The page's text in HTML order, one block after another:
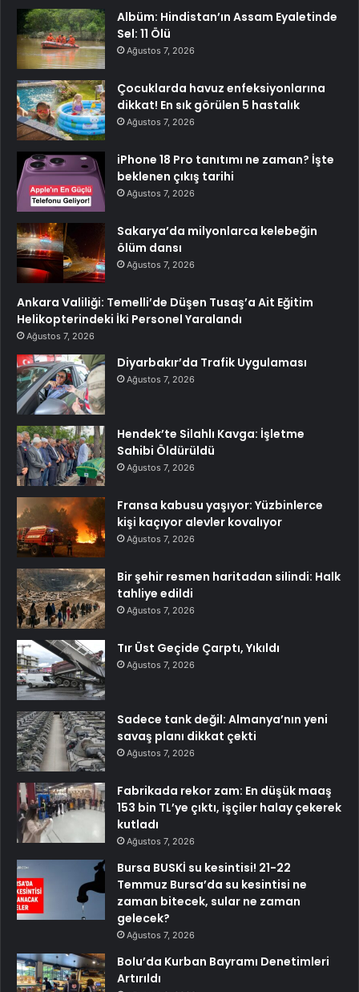
Albüm: Hindistan’ın Assam Eyaletinde
Sel: 11 Ölü
Ağustos 7, 2026
Çocuklarda havuz enfeksiyonlarına
dikkat! En sık görülen 5 hastalık
Ağustos 7, 2026
iPhone 18 Pro tanıtımı ne zaman? İşte
beklenen çıkış tarihi
Ağustos 7, 2026
Sakarya’da milyonlarca kelebeğin
ölüm dansı
Ağustos 7, 2026
Ankara Valiliği: Temelli’de Düşen Tusaş’a Ait Eğitim
Helikopterindeki İki Personel Yaralandı
Ağustos 7, 2026
Diyarbakır’da Trafik Uygulaması
Ağustos 7, 2026
Hendek’te Silahlı Kavga: İşletme
Sahibi Öldürüldü
Ağustos 7, 2026
Fransa kabusu yaşıyor: Yüzbinlerce
kişi kaçıyor alevler kovalıyor
Ağustos 7, 2026
Bir şehir resmen haritadan silindi: Halk
tahliye edildi
Ağustos 7, 2026
Tır Üst Geçide Çarptı, Yıkıldı
Ağustos 7, 2026
Sadece tank değil: Almanya’nın yeni
savaş planı dikkat çekti
Ağustos 7, 2026
Fabrikada rekor zam: En düşük maaş
153 bin TL’ye çıktı, işçiler halay çekerek
kutladı
Ağustos 7, 2026
Bursa BUSKİ su kesintisi! 21-22
Temmuz Bursa’da su kesintisi ne
zaman bitecek, sular ne zaman
gelecek?
Ağustos 7, 2026
Bolu’da Kurban Bayramı Denetimleri
Artırıldı